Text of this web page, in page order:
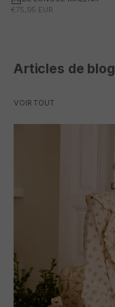
PRIX PROMOTIONNEL
€75,95 EUR
Articles de blog
VOIR TOUT